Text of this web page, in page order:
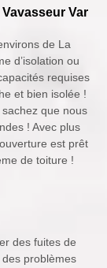
Var
de La
d’isolation ou
requises
et bien isolée !
que nous
! Avec plus
est prêt
de toiture !
des fuites de
problèmes